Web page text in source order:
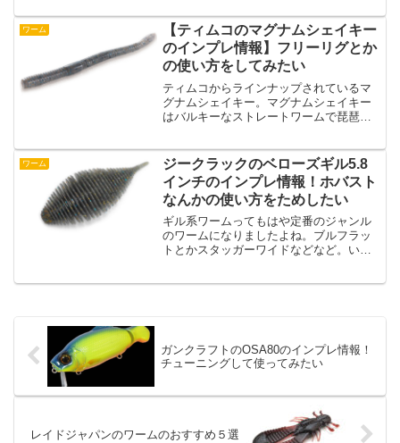
とか知らなかったですね。そして、フリ
ックシェイクの歴史とか解...
ワーム
【ティムコのマグナムシェイキー
のインプレ情報】フリーリグとか
の使い方をしてみたい
ティムコからラインナップされているマ
グナムシェイキー。マグナムシェイキー
はバルキーなストレートワームで琵琶湖
トワームのなかでもバルキーなタイプの
ものを使いたいという人は...
ワーム
ジークラックのベローズギル5.8
インチのインプレ情報！ホバスト
なんかの使い方をためしたい
ギル系ワームってもはや定番のジャンル
のワームになりましたよね。ブルフラッ
トとかスタッガーワイドなどなど。いろ
ガンクラフトのOSA80のインプレ情報！
チューニングして使ってみたい
レイドジャパンのワームのおすすめ５選